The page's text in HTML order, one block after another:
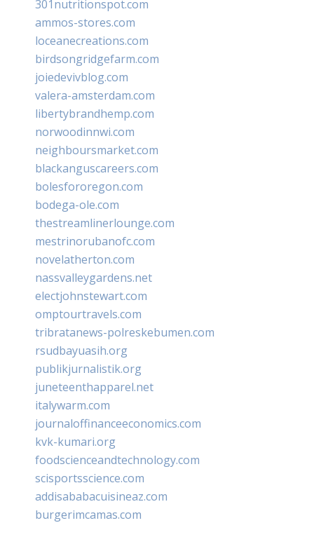
301nutritionspot.com
ammos-stores.com
loceanecreations.com
birdsongridgefarm.com
joiedevivblog.com
valera-amsterdam.com
libertybrandhemp.com
norwoodinnwi.com
neighboursmarket.com
blackanguscareers.com
bolesfororegon.com
bodega-ole.com
thestreamlinerlounge.com
mestrinorubanofc.com
novelatherton.com
nassvalleygardens.net
electjohnstewart.com
omptourtravels.com
tribratanews-polreskebumen.com
rsudbayuasih.org
publikjurnalistik.org
juneteenthapparel.net
italywarm.com
journaloffinanceeconomics.com
kvk-kumari.org
foodscienceandtechnology.com
scisportsscience.com
addisababacuisineaz.com
burgerimcamas.com